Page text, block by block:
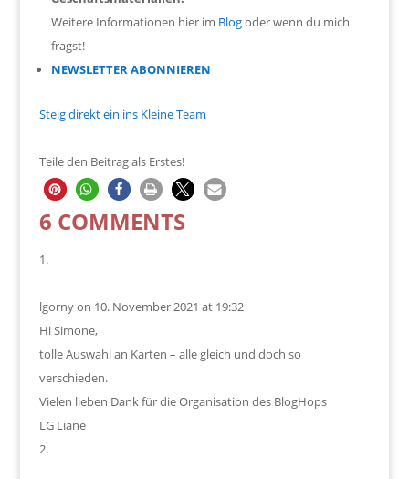
Weitere Informationen hier im Blogoder wenn du mich
fragst!
NEWSLETTER ABONNIEREN
Steig direkt ein ins Kleine Team
Teile den Beitrag als Erstes!
6 COMMENTS
lgornyon 10. November 2021 at 19:32
Hi Simone,
tolle Auswahl an Karten – alle gleich und doch so
verschieden.
Vielen lieben Dank für die Organisation des BlogHops
LG Liane